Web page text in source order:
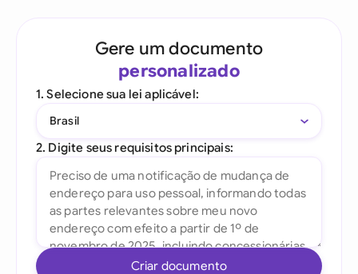
Gere um documento
personalizado
1. Selecione sua lei aplicável:
Brasil
2. Digite seus requisitos principais:
Criar documento